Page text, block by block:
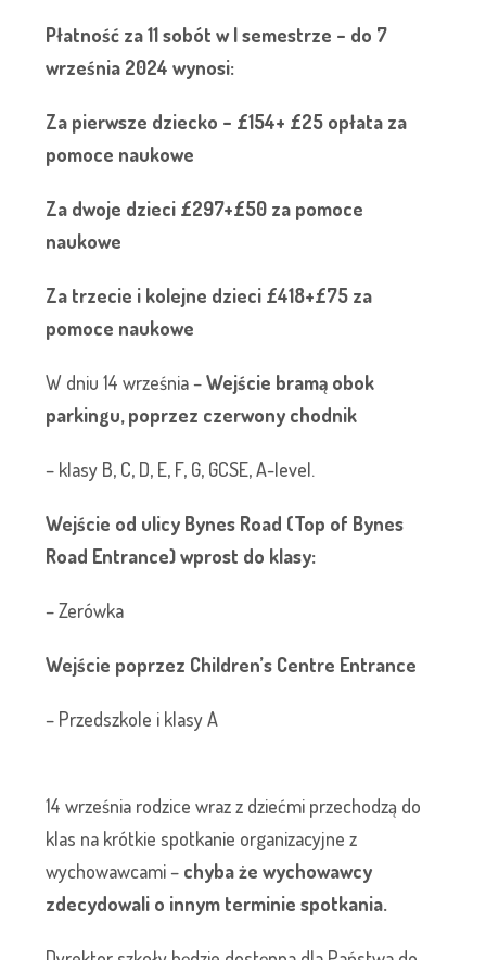
Płatność za 11 sobót w I semestrze – do 7
września 2024 wynosi:
Za pierwsze dziecko – £154+ £25 opłata za
pomoce naukowe
Za dwoje dzieci £297+£50 za pomoce
naukowe
Za trzecie i kolejne dzieci £418+£75 za
pomoce naukowe
W dniu 14 września –Wejście bramą obok
parkingu, poprzez czerwony chodnik
– klasy B, C, D, E, F, G, GCSE, A-level.
Wejście od ulicy Bynes Road (Top of Bynes
Road Entrance) wprost do klasy:
– Zerówka
Wejście poprzez Children’s Centre Entrance
– Przedszkole i klasy A
14 września rodzice wraz z dziećmi przechodzą do
klas na krótkie spotkanie organizacyjne z
wychowawcami – chyba że wychowawcy
zdecydowali o innym terminie spotkania.